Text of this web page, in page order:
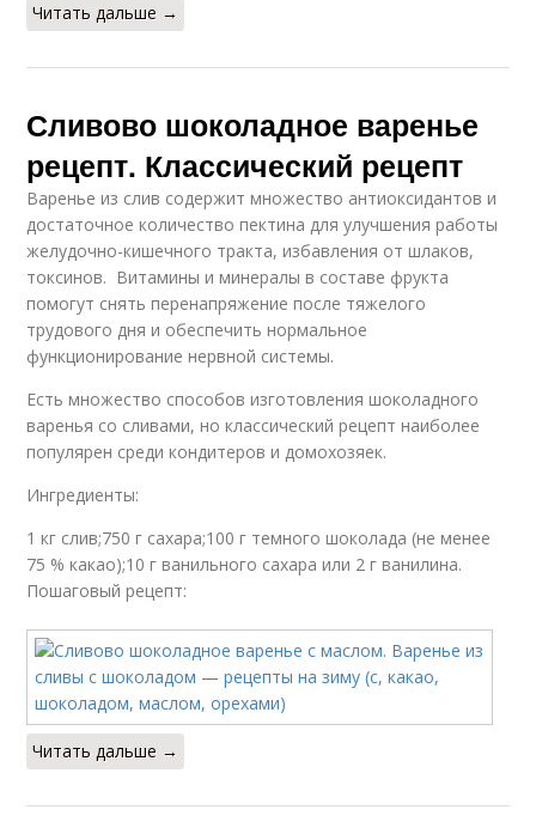
Читать дальше →
Сливово шоколадное варенье
рецепт. Классический рецепт
Варенье из слив содержит множество антиоксидантов и
достаточное количество пектина для улучшения работы
желудочно-кишечного тракта, избавления от шлаков,
токсинов. Витамины и минералы в составе фрукта
помогут снять перенапряжение после тяжелого
трудового дня и обеспечить нормальное
функционирование нервной системы.
Есть множество способов изготовления шоколадного
варенья со сливами, но классический рецепт наиболее
популярен среди кондитеров и домохозяек.
Ингредиенты:
1 кг слив;750 г сахара;100 г темного шоколада (не менее
75 % какао);10 г ванильного сахара или 2 г ванилина.
Пошаговый рецепт:
Читать дальше →